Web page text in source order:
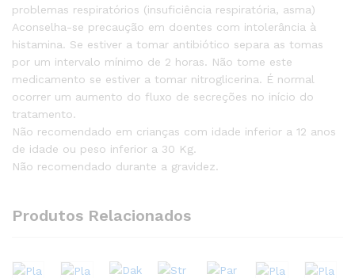
problemas respiratórios (insuficiência respiratória, asma)
Aconselha-se precaução em doentes com intolerância à
histamina. Se estiver a tomar antibiótico separa as tomas
por um intervalo mínimo de 2 horas. Não tome este
medicamento se estiver a tomar nitroglicerina. É normal
ocorrer um aumento do fluxo de secreções no início do
tratamento.
Não recomendado em crianças com idade inferior a 12 anos
de idade ou peso inferior a 30 Kg.
Não recomendado durante a gravidez.
Produtos Relacionados